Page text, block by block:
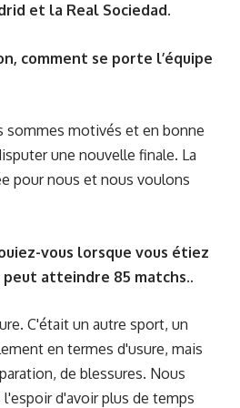
et la Real Sociedad.
comment se porte l’équipe
sommes motivés et en bonne
une nouvelle finale. La
pour nous et nous voulons
vous lorsque vous étiez
peut atteindre 85 matchs..
C'était un autre sport, un
en termes d'usure, mais
de blessures. Nous
d'avoir plus de temps